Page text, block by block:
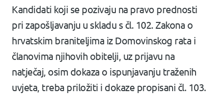
Kandidati koji se pozivaju na pravo prednosti
pri zapošljavanju u skladu s čl. 102. Zakona o
hrvatskim braniteljima iz Domovinskog rata i
članovima njihovih obitelji, uz prijavu na
natječaj, osim dokaza o ispunjavanju traženih
uvjeta, treba priložiti i dokaze propisani čl. 103.